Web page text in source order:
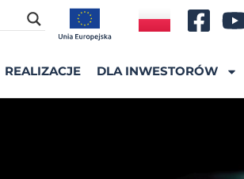
REALIZACJE DLA INWESTORÓW